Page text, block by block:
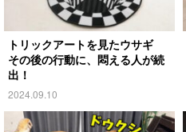
トリックアートを見たウサギ
その後の行動に、悶える人が続
出！
2024.09.10